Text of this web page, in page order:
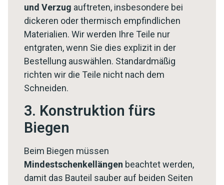
und Verzug auftreten, insbesondere bei
dickeren oder thermisch empfindlichen
Materialien. Wir werden Ihre Teile nur
entgraten, wenn Sie dies explizit in der
Bestellung auswählen. Standardmäßig
richten wir die Teile nicht nach dem
Schneiden.
3. Konstruktion fürs
Biegen
Beim Biegen müssen
Mindestschenkellängen beachtet werden,
damit das Bauteil sauber auf beiden Seiten